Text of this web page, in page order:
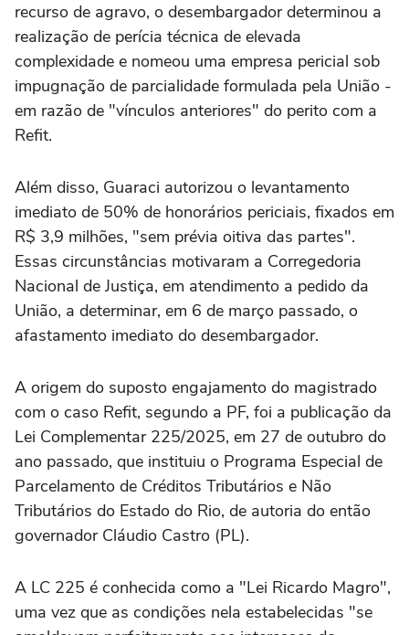
recurso de agravo, o desembargador determinou a
realização de perícia técnica de elevada
complexidade e nomeou uma empresa pericial sob
impugnação de parcialidade formulada pela União -
em razão de "vínculos anteriores" do perito com a
Refit.
Além disso, Guaraci autorizou o levantamento
imediato de 50% de honorários periciais, fixados em
R$ 3,9 milhões, "sem prévia oitiva das partes".
Essas circunstâncias motivaram a Corregedoria
Nacional de Justiça, em atendimento a pedido da
União, a determinar, em 6 de março passado, o
afastamento imediato do desembargador.
A origem do suposto engajamento do magistrado
com o caso Refit, segundo a PF, foi a publicação da
Lei Complementar 225/2025, em 27 de outubro do
ano passado, que instituiu o Programa Especial de
Parcelamento de Créditos Tributários e Não
Tributários do Estado do Rio, de autoria do então
governador Cláudio Castro (PL).
A LC 225 é conhecida como a "Lei Ricardo Magro",
uma vez que as condições nela estabelecidas "se